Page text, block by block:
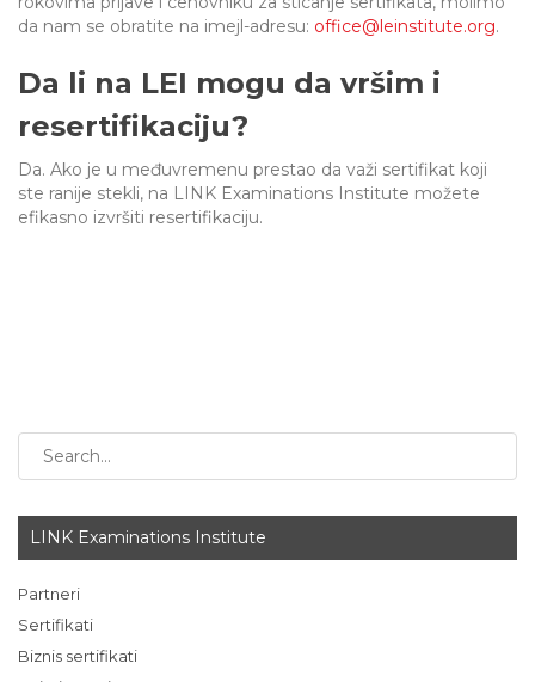
da nam se obratite na imejl-adresu: office@leinstitute.org.
Da li na LEI mogu da vršim i
resertifikaciju?
Da. Ako je u međuvremenu prestao da važi sertifikat koji
ste ranije stekli, na LINK Examinations Institute možete
efikasno izvršiti resertifikaciju.
LINK Examinations Institute
Partneri
Sertifikati
Biznis sertifikati